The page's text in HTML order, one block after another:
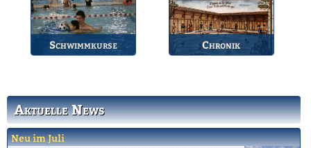
Aktuelle News
Neu im Juli
Schwimmkurse Chronik